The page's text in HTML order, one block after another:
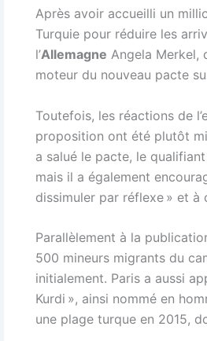
Après avoir accueilli un
Turquie pour réduire les
l’Allemagne Angela Merkel,
moteur du nouveau pacte
Toutefois, les réactions de
proposition ont été plutôt
a salué le pacte, le
mais il a également
dissimuler par réflexe » et
Parallèlement à la
500 mineurs migrants du
initialement. Paris a aussi
Kurdi », ainsi nommé en
une plage turque en 2015,